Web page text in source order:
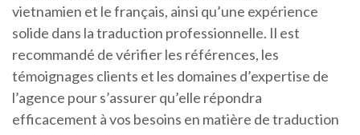
vietnamien et le français, ainsi qu’une expérience
solide dans la traduction professionnelle. Il est
recommandé de vérifier les références, les
témoignages clients et les domaines d’expertise de
l’agence pour s’assurer qu’elle répondra
efficacement à vos besoins en matière de traduction